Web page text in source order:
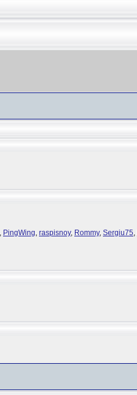
PingWing raspisnoy, Rommy, Sergiu75